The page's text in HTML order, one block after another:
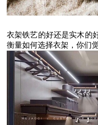
衣架铁艺的好还是实木的
衡量如何选择衣架，你们